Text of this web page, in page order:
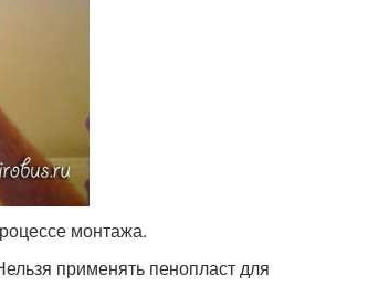
монтажа.
применять пенопласт для